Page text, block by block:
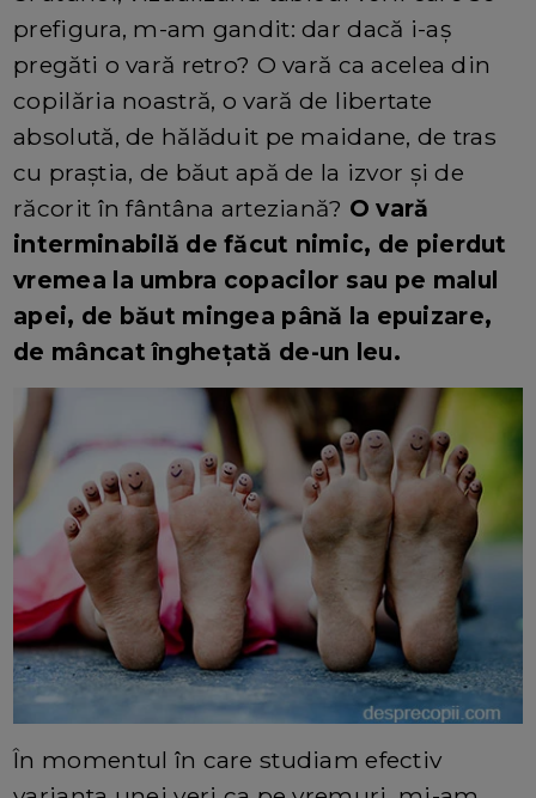
prefigura, m-am gandit: dar dacă i-aș
pregăti o vară retro? O vară ca acelea din
copilăria noastră, o vară de libertate
absolută, de hălăduit pe maidane, de tras
cu praștia, de băut apă de la izvor și de
răcorit în fântâna arteziană? O vară
interminabilă de făcut nimic, de pierdut
vremea la umbra copacilor sau pe malul
apei, de băut mingea până la epuizare,
de mâncat înghețată de-un leu.
În momentul în care studiam efectiv